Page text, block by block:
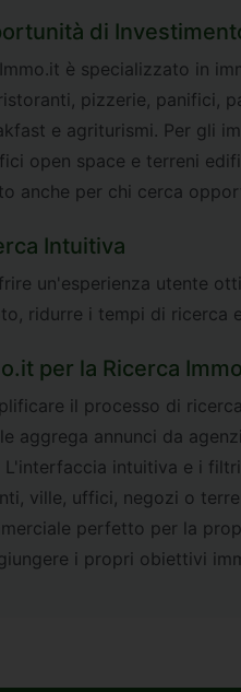
di
è specializzato in
pizzerie, panifici,
e agriturismi. Per gli
open space e terreni
anche per chi cerca
Intuitiva
un'esperienza utente
ridurre i tempi di
per la Ricerca
il processo di
aggrega annunci da
intuitiva e i
ville, uffici, negozi o
perfetto per la
i propri obiettivi